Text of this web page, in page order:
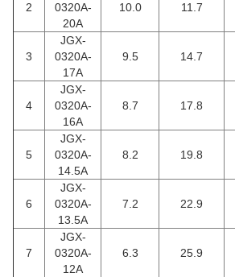
2
0320A-
20A
10.0 11.7
3
JGX-
0320A-
17A
9.5 14.7
4
JGX-
0320A-
16A
8.7 17.8
5
JGX-
0320A-
14.5A
8.2 19.8
6
JGX-
0320A-
13.5A
7.2 22.9
7
JGX-
0320A-
12A
6.3 25.9